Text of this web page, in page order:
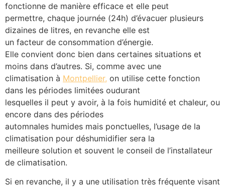
fonctionne de manière efficace et elle peut
permettre, chaque journée (24h) d’évacuer plusieurs
dizaines de litres, en revanche elle est
un facteur de consommation d’énergie.
Elle convient donc bien dans certaines situations et
moins dans d’autres. Si, comme avec une
climatisation à Montpellier, on utilise cette fonction
dans les périodes limitées oudurant
lesquelles il peut y avoir, à la fois humidité et chaleur, ou
encore dans des périodes
automnales humides mais ponctuelles, l’usage de la
climatisation pour déshumidifier sera la
meilleure solution et souvent le conseil de l’installateur
de climatisation.
Si en revanche, il y a une utilisation très fréquente visant